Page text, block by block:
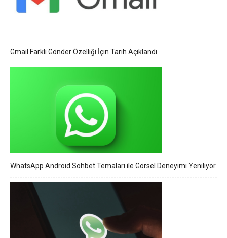
Gmail Farklı Gönder Özelliği İçin Tarih Açıklandı
WhatsApp Android Sohbet Temaları ile Görsel Deneyimi Yeniliyor